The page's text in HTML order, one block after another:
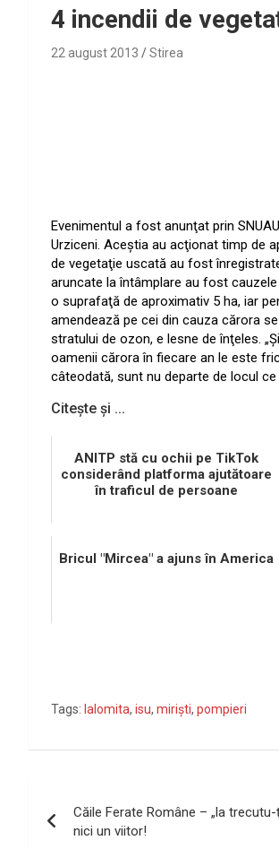
4 incendii de
22 august 2013 Stirea
Evenimentul a fost anunţat prin
Urziceni. Aceştia au acţionat timp de
de vegetaţie uscată au fost
aruncate la întâmplare au fost
o suprafaţă de aproximativ 5 ha, iar
amendează pe cei din cauza cărora
stratului de ozon, e lesne de înţeles.
oamenii cărora în fiecare an le este
câteodată, sunt nu departe de locul
Citește și ...
ANITP stă cu ochii pe TikTok
considerând platforma ajutătoare
în traficul de persoane
Bricul "Mircea" a ajuns în America
Tags: Ialomita, isu, mirişti, pompieri
în
Căile Ferate Române – „la
nici un viitor!